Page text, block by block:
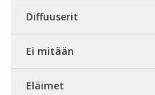
Diffuuserit
Ei mitään
Eläimet